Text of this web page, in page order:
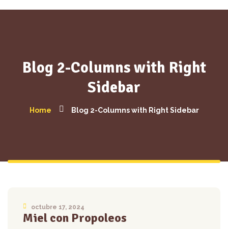
Blog 2-Columns with Right
Sidebar
Home Blog 2-Columns with Right Sidebar
octubre 17, 2024
Miel con Propoleos